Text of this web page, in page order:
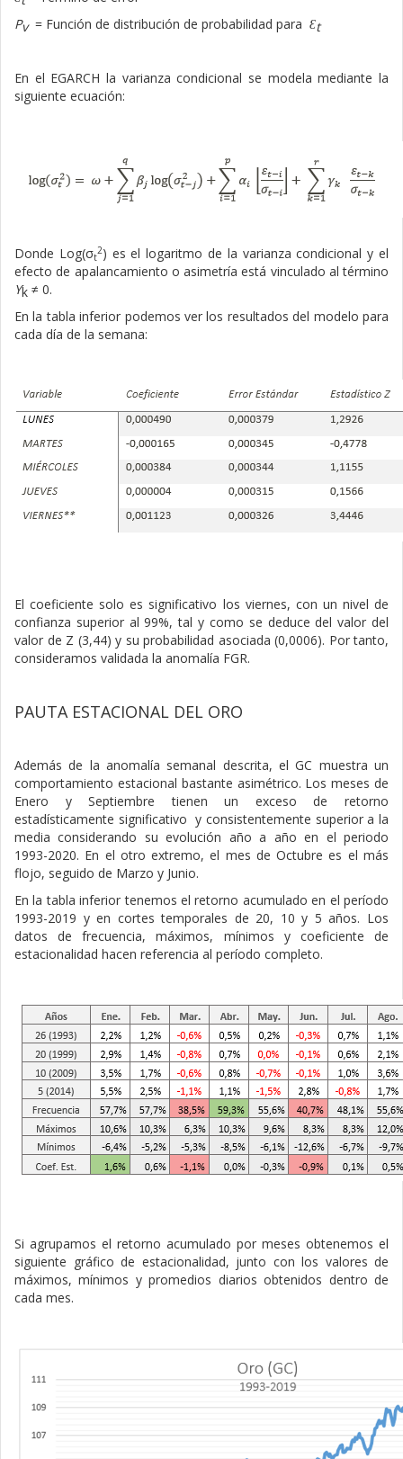
Pv = Función de distribución de probabilidad para Ɛt
En el EGARCH la varianza condicional se modela mediante la
siguiente ecuación:
Donde Log(σt
2) es el logaritmo de la varianza condicional y el
efecto de apalancamiento o asimetría está vinculado al término
ϒk ≠ 0.
En la tabla inferior podemos ver los resultados del modelo para
cada día de la semana:
El coeficiente solo es significativo los viernes, con un nivel de
confianza superior al 99%, tal y como se deduce del valor del
valor de Z (3,44) y su probabilidad asociada (0,0006). Por tanto,
consideramos validada la anomalía FGR.
PAUTA ESTACIONAL DEL ORO
Además de la anomalía semanal descrita, el GC muestra un
comportamiento estacional bastante asimétrico. Los meses de
Enero y Septiembre tienen un exceso de retorno
estadísticamente significativo y consistentemente superior a la
media considerando su evolución año a año en el periodo
1993-2020. En el otro extremo, el mes de Octubre es el más
flojo, seguido de Marzo y Junio.
En la tabla inferior tenemos el retorno acumulado en el período
1993-2019 y en cortes temporales de 20, 10 y 5 años. Los
datos de frecuencia, máximos, mínimos y coeficiente de
estacionalidad hacen referencia al período completo.
Si agrupamos el retorno acumulado por meses obtenemos el
siguiente gráfico de estacionalidad, junto con los valores de
máximos, mínimos y promedios diarios obtenidos dentro de
cada mes.